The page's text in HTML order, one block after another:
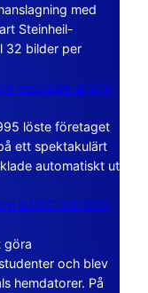
med
Steinheil-
32 bilder per
vecklade ut sina
löste företaget
ett spektakulärt
automatiskt ut
BASIC och GFA
göra
och blev
hemdatorer. På